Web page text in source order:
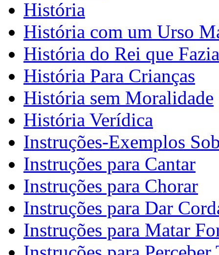
História
História com um Urso
História do Rei que
História Para Crianças
História sem Moralidade
História Verídica
Instruções-Exemplos
Instruções para Cantar
Instruções para Chorar
Instruções para Dar
Instruções para Matar